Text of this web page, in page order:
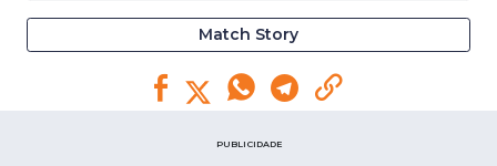
Match Story
PUBLICIDADE